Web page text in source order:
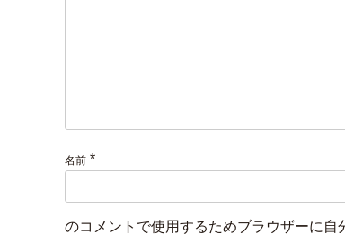
名前 *
のコメントで使用するためブラウザーに自